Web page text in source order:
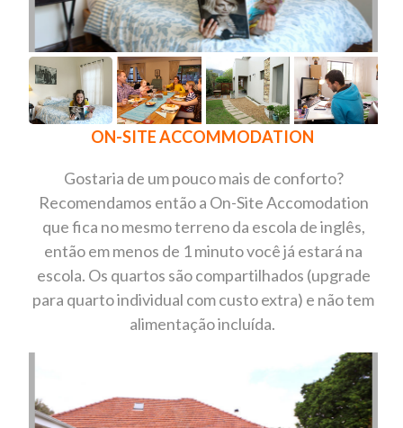
ON-SITE ACCOMMODATION
Gostaria de um pouco mais de conforto?
Recomendamos então a On-Site Accomodation
que fica no mesmo terreno da escola de inglês,
então em menos de 1 minuto você já estará na
escola. Os quartos são compartilhados (upgrade
para quarto individual com custo extra) e não tem
alimentação incluída.